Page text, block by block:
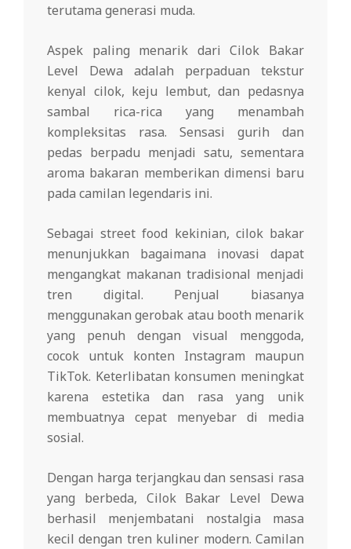
terutama generasi muda⁣.
Aspek paling menarik dari Cilok Bakar
Level Dewa adalah perpaduan tekstur
kenyal cilok, keju lembut, dan pedasnya
sambal rica-rica yang menambah
kompleksitas rasa. Sensasi gurih dan
pedas berpadu menjadi satu, sementara
aroma bakaran memberikan dimensi baru
pada camilan legendaris ini.
Sebagai street food kekinian, cilok bakar
menunjukkan bagaimana inovasi dapat
mengangkat makanan tradisional menjadi
tren digital. Penjual biasanya
menggunakan gerobak atau booth menarik
yang penuh dengan visual menggoda,
cocok untuk konten Instagram maupun
TikTok. Keterlibatan konsumen meningkat
karena estetika dan rasa yang unik
membuatnya cepat menyebar di media
sosial⁣.
Dengan harga terjangkau dan sensasi rasa
yang berbeda, Cilok Bakar Level Dewa
berhasil menjembatani nostalgia masa
kecil dengan tren kuliner modern. Camilan